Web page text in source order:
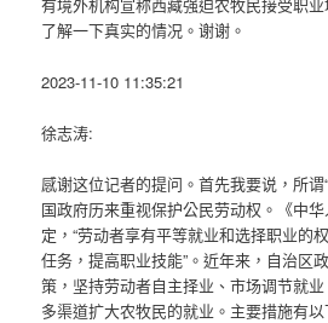
有境外机构宣称西藏强迫农牧民接受职
了解一下真实的情况。谢谢。
2023-11-10 11:35:21
徐志涛:
感谢这位记者的提问。首先我要说，所谓
国政府历来重视保护公民劳动权。《中
定，“劳动者享有平等就业和选择职业的
任务，提高职业技能”。近年来，自治区
策，坚持劳动者自主择业、市场调节就
多渠道扩大农牧民的就业。主要措施有以